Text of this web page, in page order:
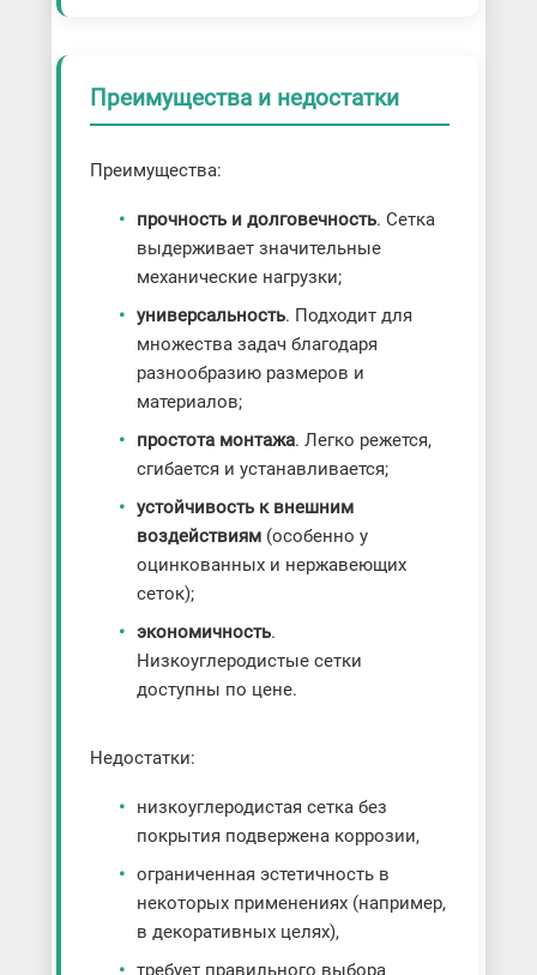
Преимущества и недостатки
Преимущества:
прочность и долговечность. Сетка
выдерживает значительные
механические нагрузки;
универсальность. Подходит для
множества задач благодаря
разнообразию размеров и
материалов;
простота монтажа. Легко режется,
сгибается и устанавливается;
устойчивость к внешним
воздействиям(особенно у
оцинкованных и нержавеющих
сеток);
экономичность.
Низкоуглеродистые сетки
доступны по цене.
Недостатки:
низкоуглеродистая сетка без
покрытия подвержена коррозии,
ограниченная эстетичность в
некоторых применениях (например,
в декоративных целях),
требует правильного выбора